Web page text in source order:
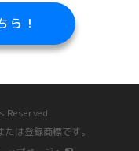
ら！
Reserved.
は登録商標です。